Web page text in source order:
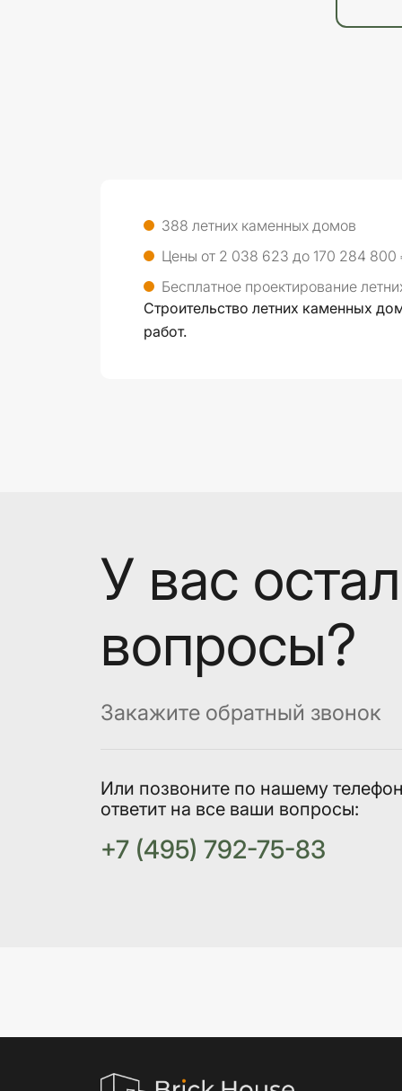
388 летних каменных домов
Цены от 2 038 623 до 170 284 800
Бесплатное проектирование
Строительство летних каменных
работ.
У вас
вопросы?
Закажите обратный звонок
Или позвоните по нашему
ответит на все ваши вопросы:
+7 (495) 792-75-83